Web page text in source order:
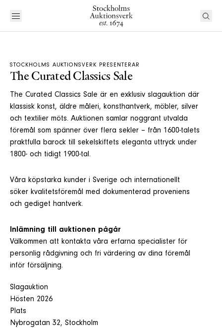
STOCKHOLMS AUKTIONSVERK PRESENTERAR
The Curated Classics Sale
The Curated Classics Sale är en exklusiv slagauktion där
klassisk konst, äldre måleri, konsthantverk, möbler, silver
och textilier möts. Auktionen samlar noggrant utvalda
föremål som spänner över flera sekler – från 1600-talets
praktfulla barock till sekelskiftets eleganta uttryck under
1800- och tidigt 1900-tal.
Våra köpstarka kunder i Sverige och internationellt
söker kvalitetsföremål med dokumenterad proveniens
och gediget hantverk.
Inlämning till auktionen pågår
Välkommen att kontakta våra erfarna specialister för
personlig rådgivning och fri värdering av dina föremål
inför försäljning.
Slagauktion
Hösten 2026
Plats
Nybrogatan 32, Stockholm